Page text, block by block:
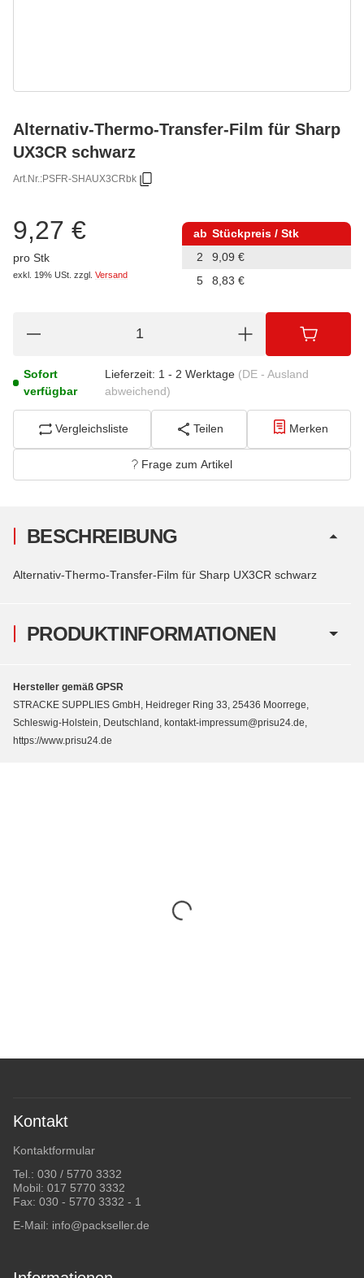
Alternativ-Thermo-Transfer-Film für Sharp
UX3CR schwarz
Art.Nr.:PSFR-SHAUX3CRbk
9,27 €
pro Stk
exkl. 19% USt. zzgl. Versand
ab Stückpreis / Stk
2
9,09 €
5
8,83 €
Sofort
verfügbar
Lieferzeit: 1 - 2 Werktage (DE - Ausland
abweichend)
Vergleichsliste Teilen Merken
Frage zum Artikel
PRODUKTINFORMATIONEN
BESCHREIBUNG
Alternativ-Thermo-Transfer-Film für Sharp UX3CR schwarz
Hersteller gemäß GPSR
STRACKE SUPPLIES GmbH, Heidreger Ring 33, 25436 Moorrege,
Schleswig-Holstein, Deutschland, kontakt-impressum@prisu24.de,
https://www.prisu24.de
Kontakt
Kontaktformular
Tel.: 030 / 5770 3332
Mobil: 017 5770 3332
Fax: 030 - 5770 3332 - 1
E-Mail: info@packseller.de